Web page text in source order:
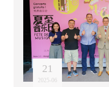
21
2025-06